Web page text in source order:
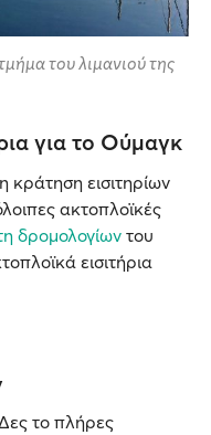
του λιμανιού της
για το Oύμαγκ
κράτηση εισιτηρίων
ακτοπλοϊκές
δρομολογίων του
εισιτήρια
το πλήρες